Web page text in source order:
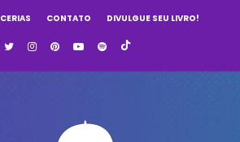
CONTATO DIVULGUE SEU LIVRO!